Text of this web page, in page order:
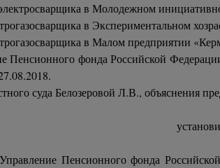
в Молодежном
в Экспериментальном
в Малом предприятии
Пенсионного фонда Российской
суда Белозеровой Л.В., объяснения
Пенсионного фонда